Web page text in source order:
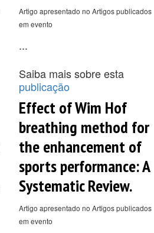
Artigo apresentado no Artigos publicados
em evento
...
Saiba mais sobre esta
publicação
Effect of Wim Hof
breathing method for
the enhancement of
sports performance: A
Systematic Review.
Artigo apresentado no Artigos publicados
em evento